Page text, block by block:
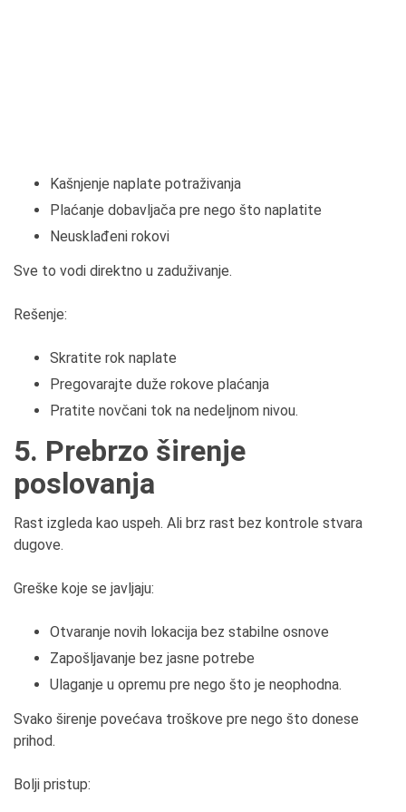
Kašnjenje naplate potraživanja
Plaćanje dobavljača pre nego što naplatite
Neusklađeni rokovi
Sve to vodi direktno u zaduživanje.
Rešenje:
Skratite rok naplate
Pregovarajte duže rokove plaćanja
Pratite novčani tok na nedeljnom nivou.
5. Prebrzo širenje
poslovanja
Rast izgleda kao uspeh. Ali brz rast bez kontrole stvara
dugove.
Greške koje se javljaju:
Otvaranje novih lokacija bez stabilne osnove
Zapošljavanje bez jasne potrebe
Ulaganje u opremu pre nego što je neophodna.
Svako širenje povećava troškove pre nego što donese
prihod.
Bolji pristup: